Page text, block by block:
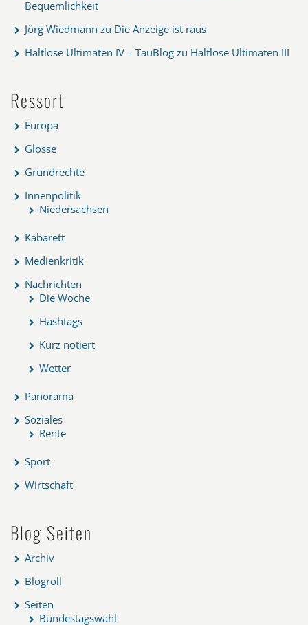
Bequemlichkeit
Jörg Wiedmann zu Die Anzeige ist raus
Haltlose Ultimaten IV – TauBlog zu Haltlose Ultimaten III
Ressort
Europa
Glosse
Grundrechte
Innenpolitik
Niedersachsen
Kabarett
Medienkritik
Nachrichten
Die Woche
Hashtags
Kurz notiert
Wetter
Panorama
Soziales
Rente
Sport
Wirtschaft
Blog Seiten
Archiv
Blogroll
Seiten
Bundestagswahl